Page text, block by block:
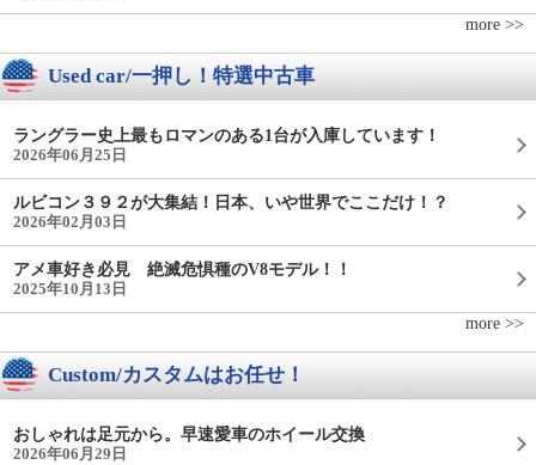
more >>
Used car/一押し！特選中古車
ラングラー史上最もロマンのある1台が入庫しています！
2026年06月25日
ルビコン３９２が大集結！日本、いや世界でここだけ！？
2026年02月03日
アメ車好き必見 絶滅危惧種のV8モデル！！
2025年10月13日
more >>
Custom/カスタムはお任せ！
おしゃれは足元から。早速愛車のホイール交換
2026年06月29日